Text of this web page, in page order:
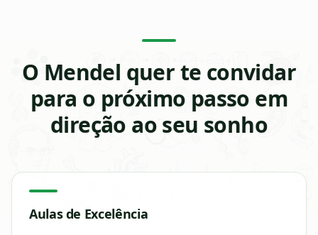
O Mendel quer te convidar
para o próximo passo em
direção ao seu sonho
Aulas de Excelência